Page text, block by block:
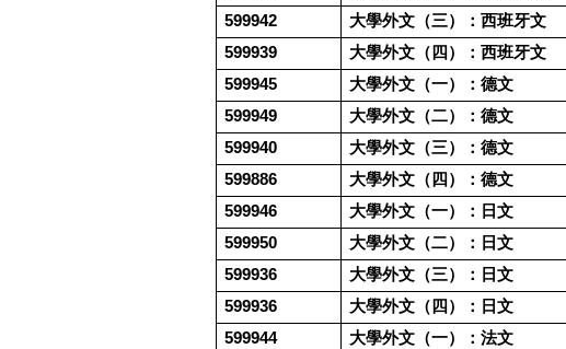
599942
大學外文（三）：西班牙文
599939 大學外文（四）：西班牙文
599945
大學外文（一）：德文
599949 大學外文（二）：德文
599940
大學外文（三）：德文
599886
大學外文（四）：德文
599946
大學外文（一）：日文
599950
大學外文（二）：日文
599936
大學外文（三）：日文
599936
大學外文（四）：日文
599944
大學外文（一）：法文